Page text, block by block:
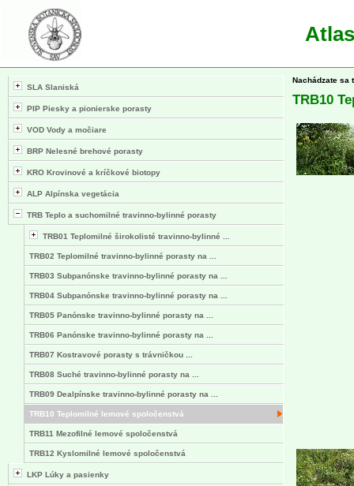
SLA Slaniská
PIP Piesky a pionierske porasty
VOD Vody a močiare
BRP Nelesné brehové porasty
KRO Krovinové a kríčkové biotopy
ALP Alpínska vegetácia
TRB Teplo a suchomilné travinno-bylinné porasty
TRB01 Teplomilné širokolisté travinno-bylinné ...
TRB02 Teplomilné travinno-bylinné porasty na ...
TRB03 Subpanónske travinno-bylinné porasty na ...
TRB04 Subpanónske travinno-bylinné porasty na ...
TRB05 Panónske travinno-bylinné porasty na ...
TRB06 Panónske travinno-bylinné porasty na ...
TRB07 Kostravové porasty s trávničkou ...
TRB08 Suché travinno-bylinné porasty na ...
TRB09 Dealpínske travinno-bylinné porasty na ...
TRB10 Teplomilné lemové spoločenstvá
TRB11 Mezofilné lemové spoločenstvá
TRB12 Kyslomilné lemové spoločenstvá
LKP Lúky a pasienky
Nachádzate sa
TRB10